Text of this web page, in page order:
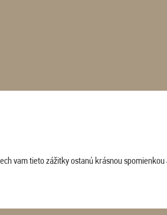
vam tieto zážitky ostanú krásnou